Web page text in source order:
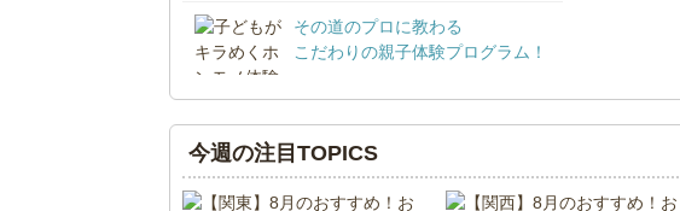
その道のプロに教わる
こだわりの親子体験プログラム！
今週の注目TOPICS